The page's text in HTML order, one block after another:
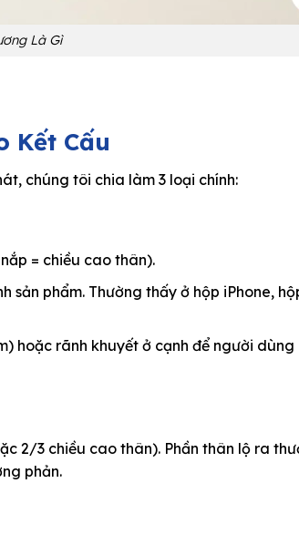
Là Gì
Kết Cấu
chúng tôi chia làm 3 loại chính:
= chiều cao thân).
sản phẩm. Thường thấy ở hộp iPhone,
hoặc rãnh khuyết ở cạnh để người dùng
2/3 chiều cao thân). Phần thân lộ ra
phản.